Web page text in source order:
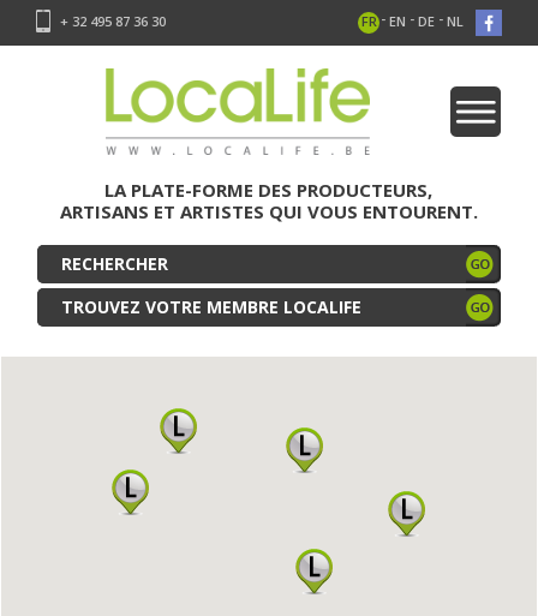
+ 32 495 87 36 30 FR - EN - DE - NL
LA PLATE-FORME DES PRODUCTEURS,
ARTISANS ET ARTISTES QUI VOUS ENTOURENT.
TROUVEZ VOTRE MEMBRE LOCALIFE